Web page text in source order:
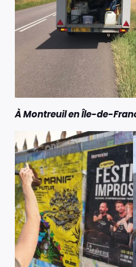
À Montreuil en Île-de-